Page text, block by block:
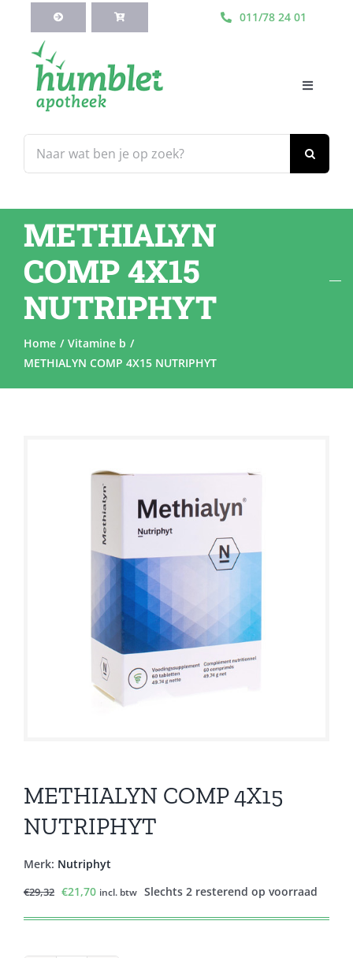
inhoud
011/78 24 01
naar:
Toggle
Webshop
Blog
Diensten
METHIALYN
COMP 4X15
NUTRIPHYT
Home
Vitamine b
METHIALYN COMP 4X15 NUTRIPHYT
METHIALYN COMP 4X15
NUTRIPHYT
Merk: Nutriphyt
€29,32 Oorspronkelijke
€21,70Huidige
incl. btw Slechts 2 resterend op voorraad